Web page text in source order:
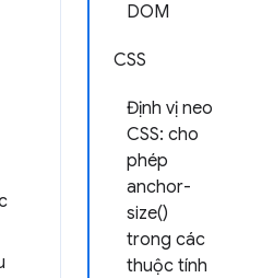
DOM
CSS
Định vị neo
CSS: cho
phép
anchor-
size()
trong các
thuộc tính